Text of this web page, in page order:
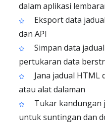
dalam aplikasi
Eksport data
dan API
Simpan data
pertukaran data
Jana jadual HTML
atau alat dalaman
Tukar kandungan
untuk suntingan dan